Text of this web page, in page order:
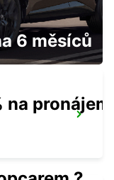
6 měsíců
pronájem